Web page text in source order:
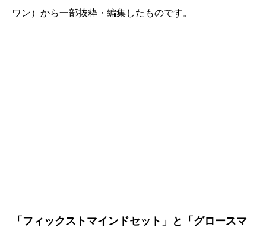
ワン）から一部抜粋・編集したものです。
「フィックストマインドセット」と「グロースマ